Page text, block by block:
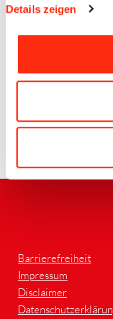
Details zeigen
Barrierefreiheit
Impressum
Disclaimer